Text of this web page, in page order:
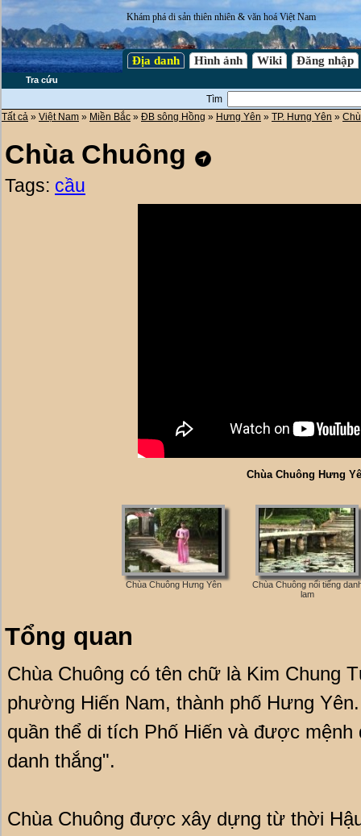
Khám phá di sản thiên nhiên & văn hoá Việt Nam
Địa danh Hình ảnh Wiki Đăng nhập
Tra cứu
Tìm
Tất cả » Việt Nam » Miền Bắc » ĐB sông Hồng » Hưng Yên » TP. Hưng Yên »
Chùa Chuông
Tags: cầu
Chùa Chuông Hưng
Chùa Chuông Hưng Yên
Chùa Chuông nổi tiếng
lam
Tổng quan
Chùa Chuông có tên chữ là Kim Chung
phường Hiến Nam, thành phố Hưng
quần thể di tích Phố Hiến và được mệnh
danh thắng".
Chùa Chuông được xây dựng từ thời